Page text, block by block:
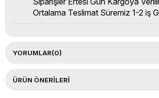
Ortalama Teslimat Süremiz 1-2 iş
YORUMLAR(0)
ÜRÜN ÖNERILERI